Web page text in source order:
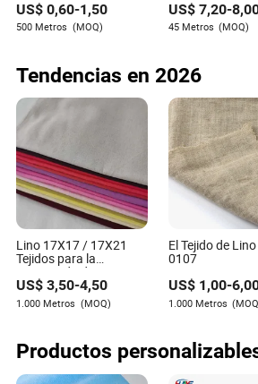
las capacidades de los
y patrones personalizados según
Deportiva Poliéster
Spandex Tejido de
Punto para Vestido
US$0,60-1,50
500 Metros (MOQ)
Punto para
Novia
US$ 7,20-
45 Metros (MOQ)
Tendencias en 2026
Lino 17X17 / 17X21
Tejidos para la
temporada de verano
en gris teñido suave
lavado al aire de moda
US$3,50-4,50
1.000 Metros (MOQ)
El Tejido de
0107
US$ 1,00-
1.000 Metros
Productos